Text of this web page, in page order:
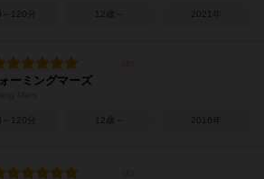
～120分 12歳～ 2021年
ーミングマーズ
～120分 12歳～ 2016年